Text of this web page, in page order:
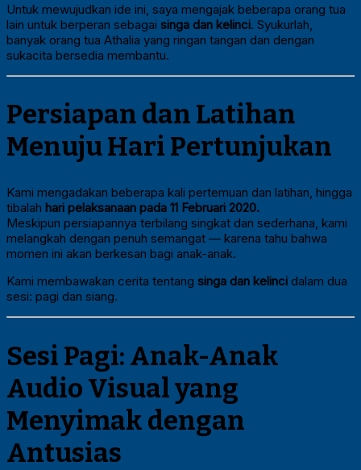
Untuk mewujudkan ide ini, saya mengajak beberapa orang tua
lain untuk berperan sebagai singa dan kelinci. Syukurlah,
banyak orang tua Athalia yang ringan tangan dan dengan
sukacita bersedia membantu.
Persiapan dan Latihan
Menuju Hari Pertunjukan
Kami mengadakan beberapa kali pertemuan dan latihan, hingga
tibalah hari pelaksanaan pada 11 Februari 2020.
Meskipun persiapannya terbilang singkat dan sederhana, kami
melangkah dengan penuh semangat — karena tahu bahwa
momen ini akan berkesan bagi anak-anak.
Kami membawakan cerita tentang singa dan kelinci dalam dua
sesi: pagi dan siang.
Sesi Pagi: Anak-Anak
Audio Visual yang
Menyimak dengan
Antusias